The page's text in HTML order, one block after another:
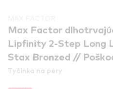
Max Factor
Lipfinity 2-Step Long
Stax Bronzed //
Tyčinka na pery